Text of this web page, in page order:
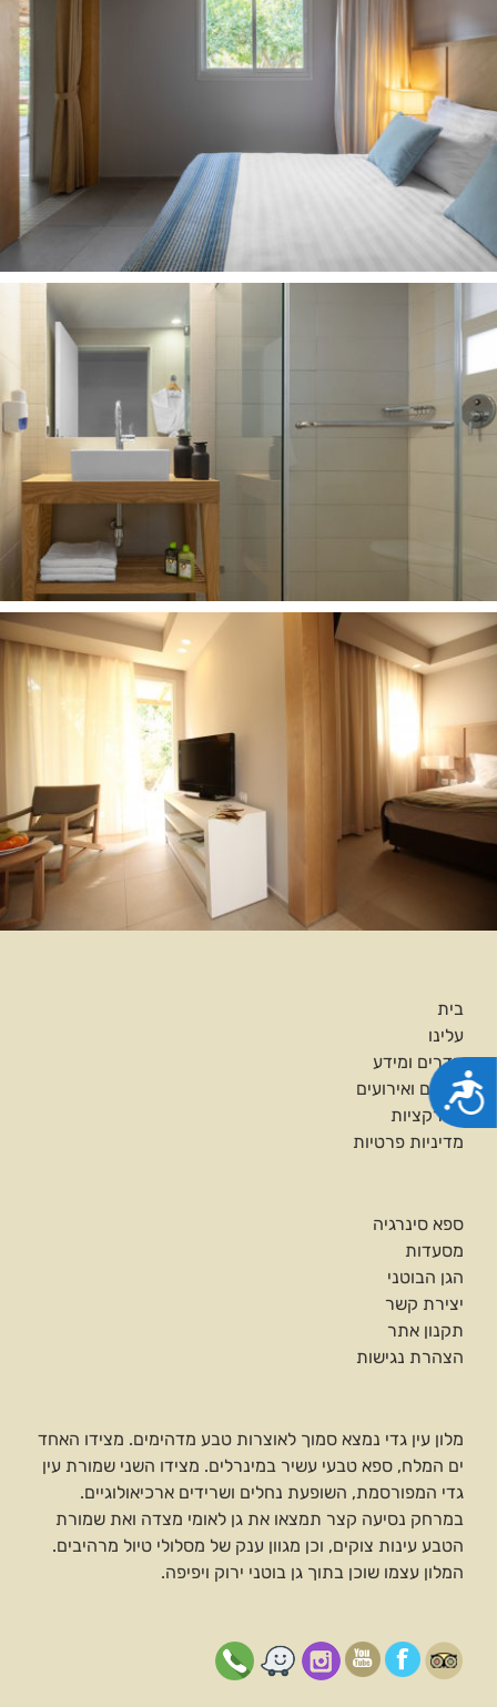
נגישות
בית
עלינו
חדרים ומידע
כנסים ואירועים
אטרקציות
מדיניות פרטיות
ספא סינרגיה
מסעדות
הגן הבוטני
יצירת קשר
תקנון אתר
הצהרת נגישות
מלון עין גדי נמצא סמוך לאוצרות טבע מדהימים. מצידו האחד
ים המלח, ספא טבעי עשיר במינרלים. מצידו השני שמורת עין
גדי המפורסמת, השופעת נחלים ושרידים ארכיאולוגיים.
במרחק נסיעה קצר תמצאו את גן לאומי מצדה ואת שמורת
הטבע עינות צוקים, וכן מגוון ענק של מסלולי טיול מרהיבים.
המלון עצמו שוכן בתוך גן בוטני ירוק ויפיפה.